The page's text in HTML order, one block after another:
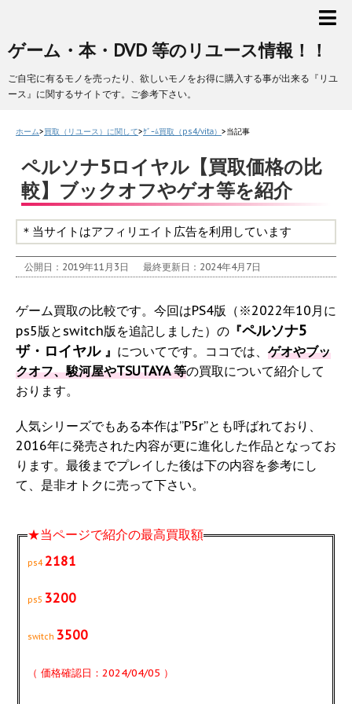
ゲーム・本・DVD 等のリユース情報！！
ご自宅に有るモノを売ったり、欲しいモノをお得に購入する事が出来る『リユ
ース』に関するサイトです。ご参考下さい。
ホーム>買取（リユース）に関して>ｹﾞｰﾑ買取（ps4/vita） >当記事
ペルソナ5ロイヤル【買取価格の比
較】ブックオフやゲオ等を紹介
＊当サイトはアフィリエイト広告を利用しています
公開日：2019年11月3日 最終更新日：2024年4月7日
ゲーム買取の比較です。今回はPS4版（※2022年10月に
ps5版とswitch版を追記しました）の 『ペルソナ5
ザ・ロイヤル 』 についてです。ココでは、 ゲオやブッ
クオフ、駿河屋やTSUTAYA 等の買取について紹介して
おります。
人気シリーズでもある本作は”P5r”とも呼ばれており、
2016年に発売された内容が更に進化した作品となってお
ります。最後までプレイした後は下の内容を参考にし
て、是非オトクに売って下さい。
★当ページで紹介の最高買取額
ps42181
ps5 3200
switch 3500
（ 価格確認日：2024/04/05 ）